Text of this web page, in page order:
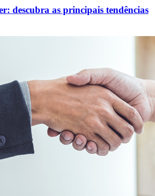
descubra as principais tendências